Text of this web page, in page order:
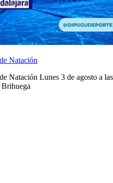
Natación
Natación Lunes 3 de agosto a las